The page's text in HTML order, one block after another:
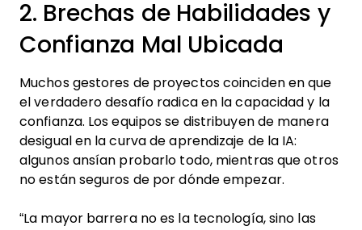
2. Brechas de Habilidades y
Confianza Mal Ubicada
Muchos gestores de proyectos coinciden en que
el verdadero desafío radica en la capacidad y la
confianza. Los equipos se distribuyen de manera
desigual en la curva de aprendizaje de la IA:
algunos ansían probarlo todo, mientras que otros
no están seguros de por dónde empezar.
“La mayor barrera no es la tecnología, sino las